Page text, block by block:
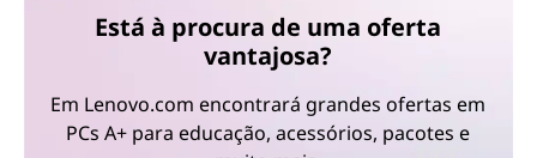
Está à procura de uma oferta
vantajosa?
Em Lenovo.com encontrará grandes ofertas em
PCs A+ para educação, acessórios, pacotes e